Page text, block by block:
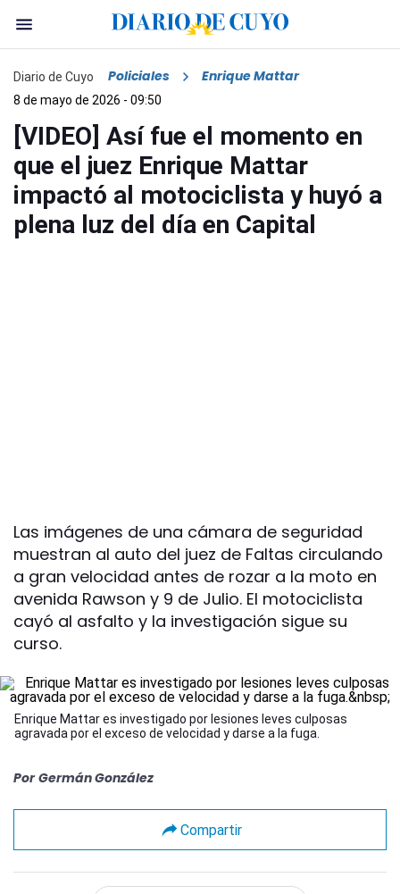
Diario de Cuyo Policiales Enrique Mattar
8 de mayo de 2026 - 09:50
[VIDEO] Así fue el momento en
que el juez Enrique Mattar
impactó al motociclista y huyó a
plena luz del día en Capital
Las imágenes de una cámara de seguridad
muestran al auto del juez de Faltas circulando
a gran velocidad antes de rozar a la moto en
avenida Rawson y 9 de Julio. El motociclista
cayó al asfalto y la investigación sigue su
curso.
Enrique Mattar es investigado por lesiones leves culposas
agravada por el exceso de velocidad y darse a la fuga.
Por Germán González
Compartir